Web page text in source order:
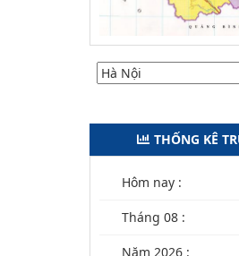
THỐNG KÊ
Hôm nay :
Tháng 08 :
Năm 2026 :